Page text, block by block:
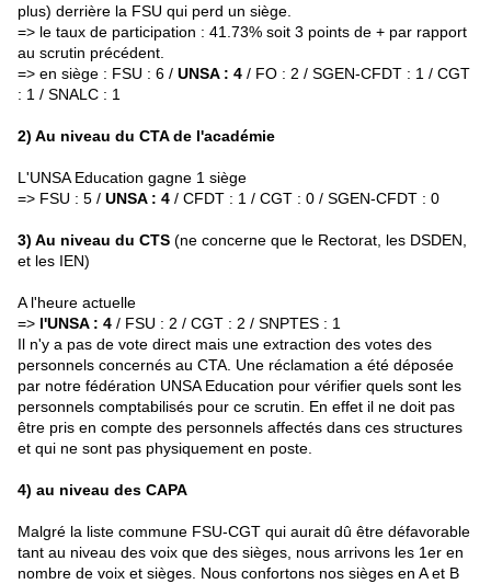
plus) derrière la FSU qui perd un siège.
=> le taux de participation : 41.73% soit 3 points de + par rapport
au scrutin précédent.
=> en siège : FSU : 6 / UNSA : 4 / FO : 2 / SGEN-CFDT : 1 / CGT
: 1 / SNALC : 1
2) Au niveau du CTA de l'académie
L'UNSA Education gagne 1 siège
=> FSU : 5 / UNSA : 4 / CFDT : 1 / CGT : 0 / SGEN-CFDT : 0
3) Au niveau du CTS (ne concerne que le Rectorat, les DSDEN,
et les IEN)
A l'heure actuelle
=> l'UNSA : 4 / FSU : 2 / CGT : 2 / SNPTES : 1
Il n'y a pas de vote direct mais une extraction des votes des
personnels concernés au CTA. Une réclamation a été déposée
par notre fédération UNSA Education pour vérifier quels sont les
personnels comptabilisés pour ce scrutin. En effet il ne doit pas
être pris en compte des personnels affectés dans ces structures
et qui ne sont pas physiquement en poste.
4) au niveau des CAPA
Malgré la liste commune FSU-CGT qui aurait dû être défavorable
tant au niveau des voix que des sièges, nous arrivons les 1er en
nombre de voix et sièges. Nous confortons nos sièges en A et B